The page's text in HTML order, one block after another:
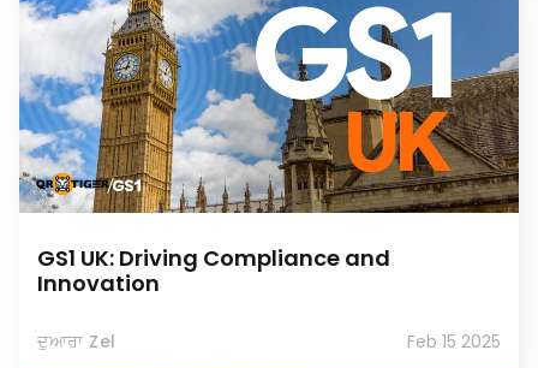
GS1 UK: Driving Compliance and
Innovation
ਦੁਆਰਾ Zel Feb 15 2025